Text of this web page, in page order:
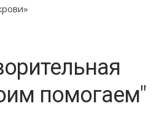
помогаем"